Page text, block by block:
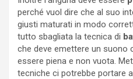
perché vuol dire che al suo
giusti maturati in modo
tutto sbagliata la tecnica di
che deve emettere un suono
essere piena e non vuota.
tecniche ci potrebbe portare